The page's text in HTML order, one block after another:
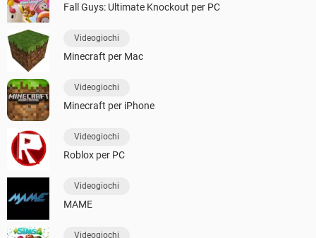
Fall Guys: Ultimate Knockout per PC
Videogiochi
Minecraft per Mac
Videogiochi
Minecraft per iPhone
Videogiochi
Roblox per PC
Videogiochi
MAME
Videogiochi